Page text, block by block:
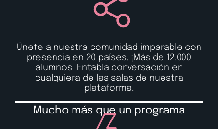
Únete a nuestra comunidad imparable con
presencia en 20 países. ¡Más de 12.000
alumnos! Entabla conversación en
cualquiera de las salas de nuestra
plataforma.
Mucho más que un programa